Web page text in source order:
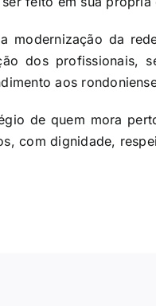
modernização da
dos profissionais,
aos
de quem mora
com dignidade,